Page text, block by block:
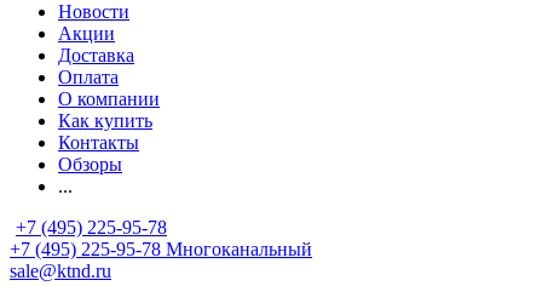
Новости
Акции
Доставка
Оплата
О компании
Как купить
Контакты
Обзоры
...
+7 (495) 225-95-78
+7 (495) 225-95-78 Многоканальный
sale@ktnd.ru